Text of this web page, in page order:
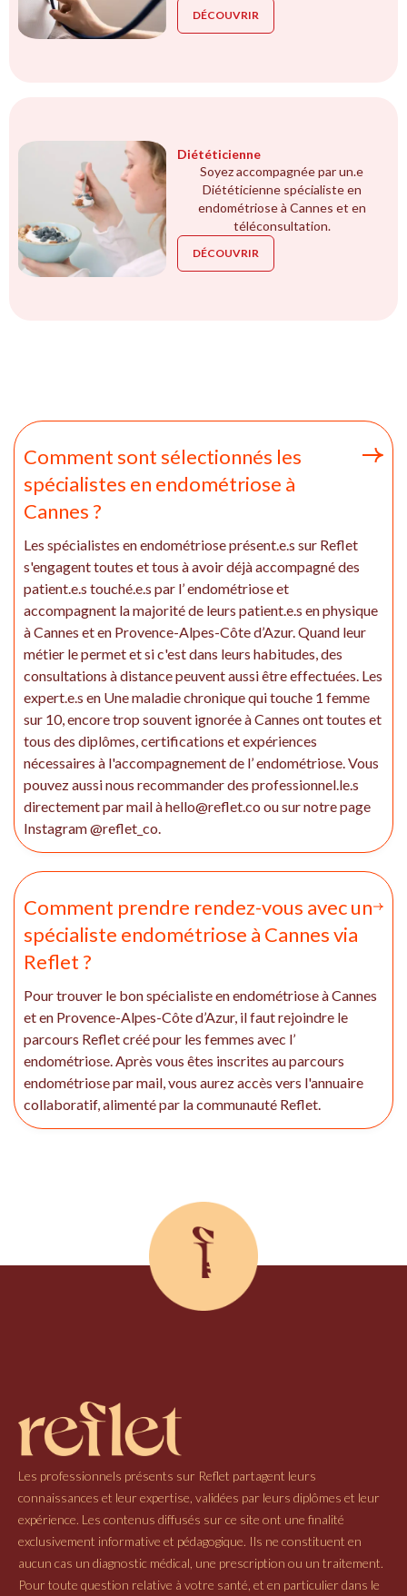
DÉCOUVRIR
Diététicienne
Soyez accompagnée par un.e
Diététicienne spécialiste en
endométriose à Cannes et en
téléconsultation.
DÉCOUVRIR
Comment sont sélectionnés les
spécialistes en endométriose à
Cannes ?
Les spécialistes en endométriose présent.e.s sur Reflet
s'engagent toutes et tous à avoir déjà accompagné des
patient.e.s touché.e.s par l’ endométriose et
accompagnent la majorité de leurs patient.e.s en physique
à Cannes et en Provence-Alpes-Côte d’Azur. Quand leur
métier le permet et si c'est dans leurs habitudes, des
consultations à distance peuvent aussi être effectuées. Les
expert.e.s en Une maladie chronique qui touche 1 femme
sur 10, encore trop souvent ignorée à Cannes ont toutes et
tous des diplômes, certifications et expériences
nécessaires à l'accompagnement de l’ endométriose. Vous
pouvez aussi nous recommander des professionnel.le.s
directement par mail à hello@reflet.co ou sur notre page
Instagram @reflet_co.
Comment prendre rendez-vous avec un
spécialiste endométriose à Cannes via
Reflet ?
Pour trouver le bon spécialiste en endométriose à Cannes
et en Provence-Alpes-Côte d’Azur, il faut rejoindre le
parcours Reflet créé pour les femmes avec l’
endométriose. Après vous êtes inscrites au parcours
endométriose par mail, vous aurez accès vers l'annuaire
collaboratif, alimenté par la communauté Reflet.
Les professionnels présents sur Reflet partagent leurs
connaissances et leur expertise, validées par leurs diplômes et leur
expérience. Les contenus diffusés sur ce site ont une finalité
exclusivement informative et pédagogique. Ils ne constituent en
aucun cas un diagnostic médical, une prescription ou un traitement.
Pour toute question relative à votre santé, et en particulier dans le